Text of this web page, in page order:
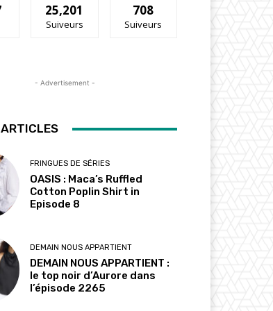
25,201
Suiveurs
708
Suiveurs
- Advertisement -
FRINGUES DE SÉRIES
OASIS : Maca’s Ruffled
Cotton Poplin Shirt in
Episode 8
DEMAIN NOUS APPARTIENT
DEMAIN NOUS APPARTIENT :
le top noir d’Aurore dans
l’épisode 2265